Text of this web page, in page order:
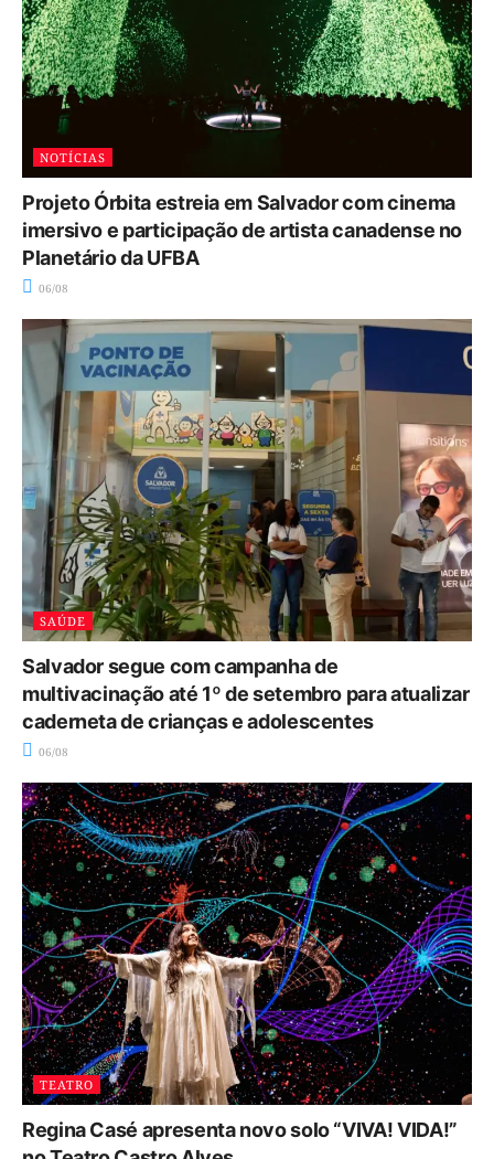
NOTÍCIAS
Projeto Órbita estreia em Salvador com cinema
imersivo e participação de artista canadense no
Planetário da UFBA
06/08
SAÚDE
Salvador segue com campanha de
multivacinação até 1º de setembro para atualizar
caderneta de crianças e adolescentes
06/08
TEATRO
Regina Casé apresenta novo solo “VIVA! VIDA!”